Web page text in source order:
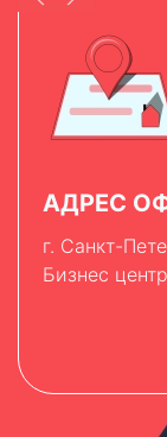
АДРЕС
г. Санкт-
Бизнес